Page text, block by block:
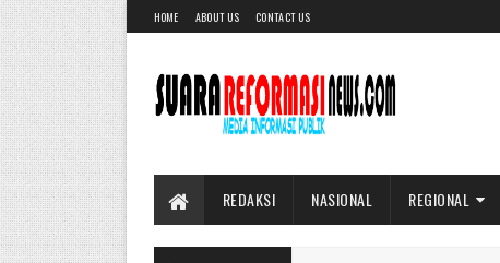
HOME ABOUT US CONTACT US
REDAKSI NASIONAL REGIONAL